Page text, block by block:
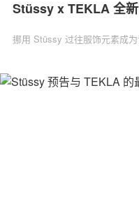
Stüssy x TEKLA 全
挪用 Stüssy 过往服饰元素成为